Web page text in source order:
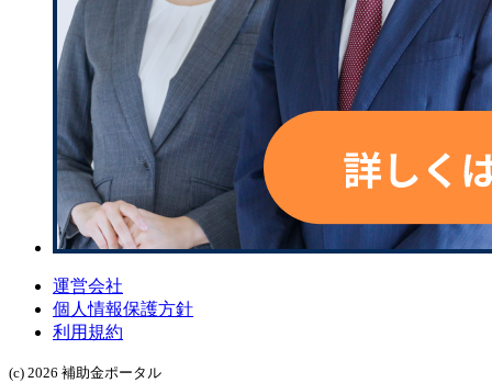
運営会社
個人情報保護方針
利用規約
(c) 2026 補助金ポータル